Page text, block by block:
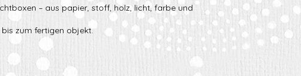
– aus papier, stoff, holz, licht, farbe und
zum fertigen objekt.